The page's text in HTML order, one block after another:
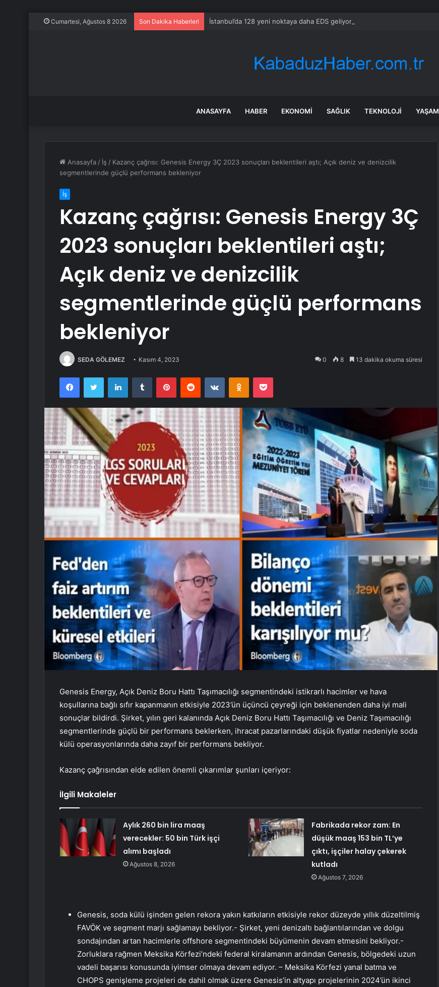
Cumartesi, Ağustos 8 2026 Son Dakika Haberleri İstanbul’da 128 yeni noktaya daha EDS geliyor
ANASAYFA HABER EKONOMI SAĞLIK TEKNOLOJI YAŞAM
Anasayfa / İş / Kazanç çağrısı: Genesis Energy 3Ç 2023 sonuçları beklentileri aştı; Açık deniz ve denizcilik
segmentlerinde güçlü performans bekleniyor
İş
Kazanç çağrısı: Genesis Energy 3Ç
2023 sonuçları beklentileri aştı;
Açık deniz ve denizcilik
segmentlerinde güçlü performans
bekleniyor
SEDA GÖLEMEZ Kasım 4, 2023 0 8 13 dakika okuma süresi
FacebookTwitter LinkedInTumblr PinterestReddit VKontakteOdnoklassniki
Pocket
Genesis Energy, Açık Deniz Boru Hattı Taşımacılığı segmentindeki istikrarlı hacimler ve hava
koşullarına bağlı sıfır kapanmanın etkisiyle 2023’ün üçüncü çeyreği için beklenenden daha iyi mali
sonuçlar bildirdi. Şirket, yılın geri kalanında Açık Deniz Boru Hattı Taşımacılığı ve Deniz Taşımacılığı
segmentlerinde güçlü bir performans beklerken, ihracat pazarlarındaki düşük fiyatlar nedeniyle soda
külü operasyonlarında daha zayıf bir performans bekliyor.
Kazanç çağrısından elde edilen önemli çıkarımlar şunları içeriyor:
İlgili Makaleler
Aylık 260 bin lira maaş
verecekler: 50 bin Türk işçi
alımı başladı
Ağustos 8, 2026
Fabrikada rekor zam: En
düşük maaş 153 bin TL’ye
çıktı, işçiler halay çekerek
kutladı
Ağustos 7, 2026
Genesis, soda külü işinden gelen rekora yakın katkıların etkisiyle rekor düzeyde yıllık düzeltilmiş
FAVÖK ve segment marjı sağlamayı bekliyor.- Şirket, yeni denizaltı bağlantılarından ve dolgu
sondajından artan hacimlerle offshore segmentindeki büyümenin devam etmesini bekliyor.-
Zorluklara rağmen Meksika Körfezi’ndeki federal kiralamanın ardından Genesis, bölgedeki uzun
vadeli başarısı konusunda iyimser olmaya devam ediyor. – Meksika Körfezi yanal batma ve
CHOPS genişleme projeleri de dahil olmak üzere Genesis’in altyapı projelerinin 2024’ün ikinci